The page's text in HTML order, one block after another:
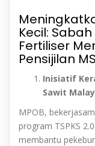
Kecil:
Fertiliser
Pensijilan
Inisiatif
Sawit
MPOB,
program TSPKS
membantu